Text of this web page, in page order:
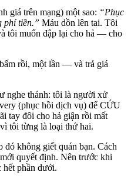
giá trên mạng) một sao: “Phục
phí tiền.” Máu dồn lên tai. Tôi
tôi muốn đập lại cho hả — cho
rồi, một lần — và trả giá
nghe thánh: tôi là người xử
(phục hồi dịch vụ) để CỨU
đôi cho hả giận rồi mất
tôi từng là loại thứ hai.
đó không giết quán bạn. Cách
quyết định. Nên trước khi
phần dưới.